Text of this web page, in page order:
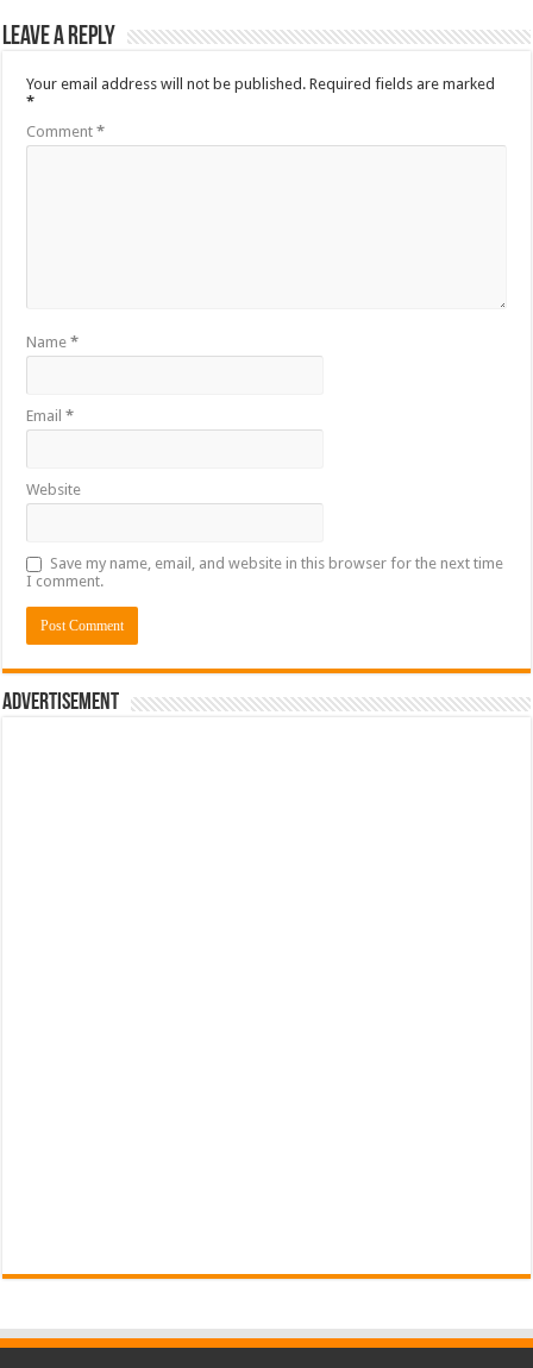
Leave a Reply
Your email address will not be published. Required fields are marked
*
Comment*
Name*
Email*
Website
Save my name, email, and website in this browser for the next time
I comment.
Advertisement